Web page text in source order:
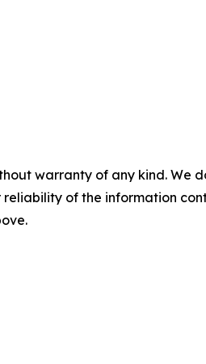
warranty of any kind.
of the information